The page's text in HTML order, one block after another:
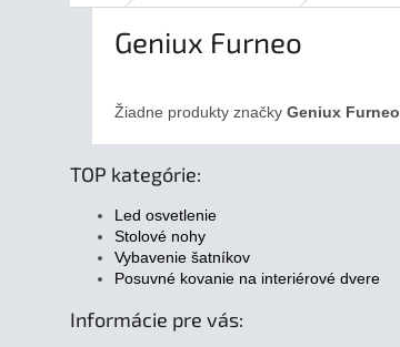
Geniux Furneo
Žiadne produkty značky Geniux Furneo
TOP kategórie:
Led osvetlenie
Stolové nohy
Vybavenie šatníkov
Posuvné kovanie na interiérové dvere
Informácie pre vás: